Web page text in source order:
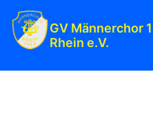
Zum
Inhalt
springen
GV Männerchor
Rhein e.V.